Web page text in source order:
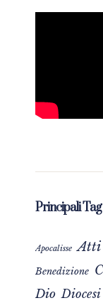
Principali Tag
Apocalisse Atti
Benedizione
Dio